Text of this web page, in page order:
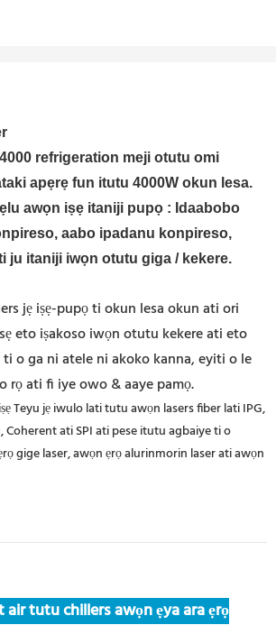
refrigeration meji otutu omi
apẹrẹ fun itutu 4000W okun lesa.
awọn iṣẹ itaniji pupọ : Idaabobo
aabo ipadanu konpireso,
ju itaniji iwọn otutu giga / kekere.
jẹ iṣẹ-pupọ ti okun lesa okun ati ori
eto iṣakoso iwọn otutu kekere ati eto
o ga ni atele ni akoko kanna, eyiti o le
rọ ati fi iye owo & aaye pamọ.
Teyu jẹ iwulo lati tutu awọn lasers fiber lati IPG,
Coherent ati SPI ati pese itutu agbaiye ti o
gige laser, awọn ẹrọ alurinmorin laser ati awọn
tutu chillers awọn ẹya ara ẹrọ